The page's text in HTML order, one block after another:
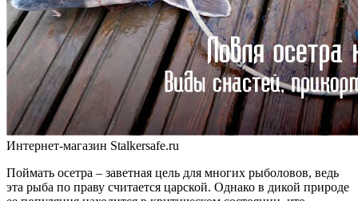
Интернет-магазин Stalkersafe.ru
Поймать осетра – заветная цель для многих рыболовов, ведь
эта рыба по праву считается царской. Однако в дикой природе